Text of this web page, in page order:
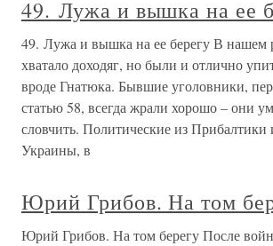
49. Лужа и вышка на ее
49. Лужа и вышка на ее берегу В нашем
хватало доходяг, но были и отлично
вроде Гнатюка. Бывшие уголовники,
статью 58, всегда жрали хорошо – они
словчить. Политические из Прибалтики
Украины, в
Юрий Грибов. На том
Юрий Грибов. На том берегу После